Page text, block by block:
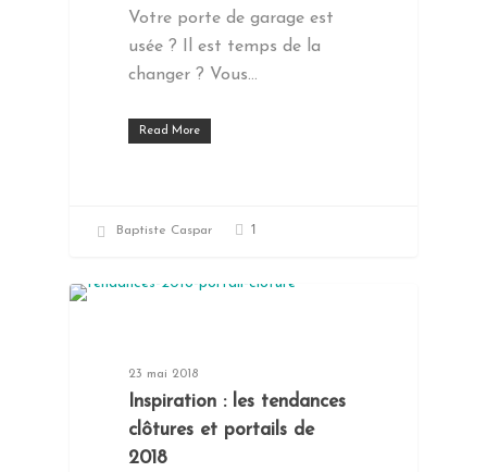
Votre porte de garage est
usée ? Il est temps de la
changer ? Vous…
Read More
Baptiste Caspar 1
23 mai 2018
Inspiration : les tendances
clôtures et portails de
2018